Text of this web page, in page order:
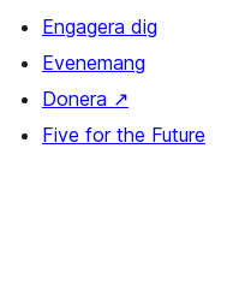
Engagera dig
Evenemang
Donera ↗
Five for the Future